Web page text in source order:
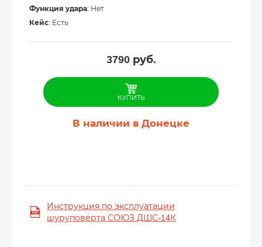
Функция удара: Нет
Кейс: Есть
3790руб.
КУПИТЬ
В наличии в Донецке
Инструкция по эксплуатации
шуруповёрта СОЮЗ ДШС-14К